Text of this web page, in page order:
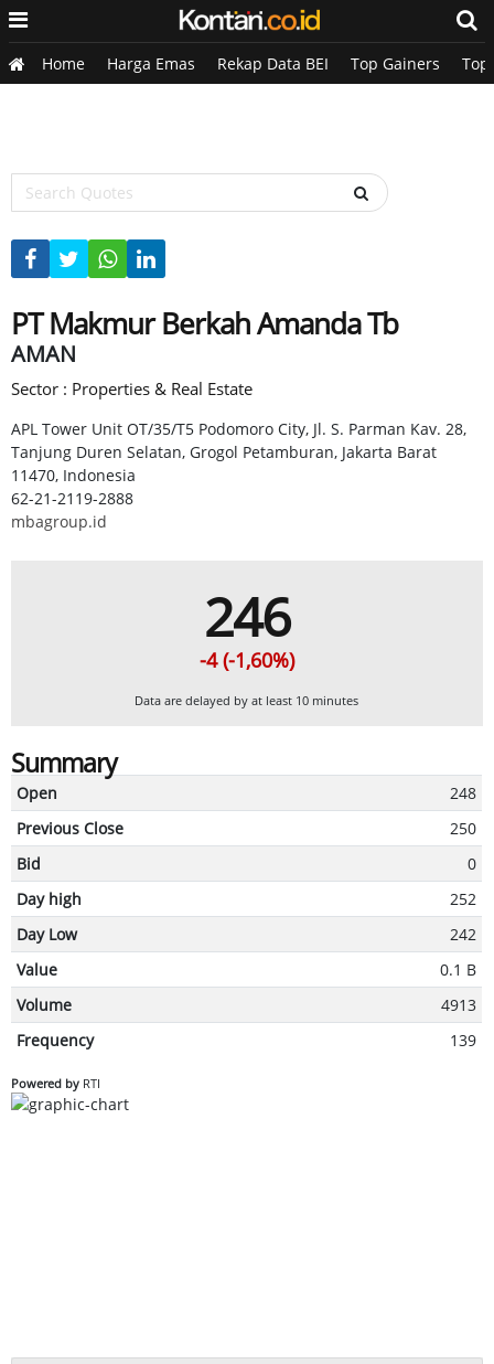
Home Harga Emas Rekap Data BEI Top Gainers Top
PT Makmur Berkah Amanda Tb
AMAN
Sector : Properties & Real Estate
APL Tower Unit OT/35/T5 Podomoro City, Jl. S. Parman Kav. 28,
Tanjung Duren Selatan, Grogol Petamburan, Jakarta Barat
11470, Indonesia
62-21-2119-2888
mbagroup.id
246
-4 (-1,60%)
Data are delayed by at least 10 minutes
Summary
Open
248
Previous Close
250
Bid
0
Day high
252
Day Low
242
Value
0.1 B
Volume
4913
Frequency
139
Powered by RTI